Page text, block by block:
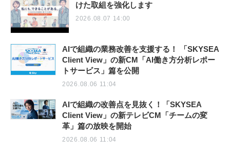
けた取組を強化します
2026.08.07 14:00
AIで組織の業務改善を支援する！ 「SKYSEA
Client View」の新CM「AI働き方分析レポー
トサービス」篇を公開
2026.08.06 11:04
AIで組織の改善点を見抜く！「SKYSEA
Client View」の新テレビCM「チームの変
革」篇の放映を開始
2026.08.06 11:04